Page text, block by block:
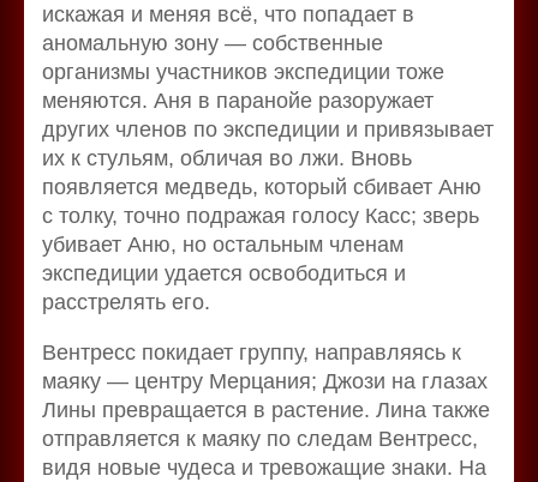
искажая и меняя всё, что попадает в
аномальную зону — собственные
организмы участников экспедиции тоже
меняются. Аня в паранойе разоружает
других членов по экспедиции и привязывает
их к стульям, обличая во лжи. Вновь
появляется медведь, который сбивает Аню
с толку, точно подражая голосу Касс; зверь
убивает Аню, но остальным членам
экспедиции удается освободиться и
расстрелять его.
Вентресс покидает группу, направляясь к
маяку — центру Мерцания; Джози на глазах
Лины превращается в растение. Лина также
отправляется к маяку по следам Вентресс,
видя новые чудеса и тревожащие знаки. На